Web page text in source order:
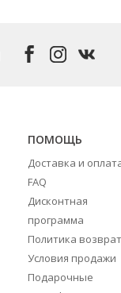
ПОМОЩЬ
Доставка и
FAQ
Дисконтная
программа
Политика
Условия продажи
Подарочные